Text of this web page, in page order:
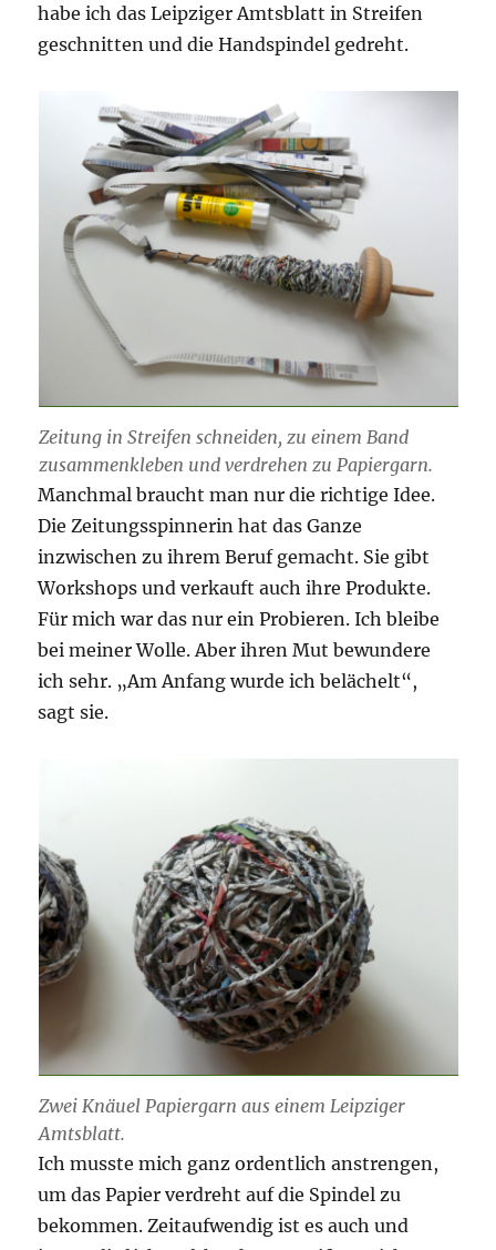
habe ich das Leipziger Amtsblatt in Streifen
geschnitten und die Handspindel gedreht.
Zeitung in Streifen schneiden, zu einem Band
zusammenkleben und verdrehen zu Papiergarn.
Manchmal braucht man nur die richtige Idee.
Die Zeitungsspinnerin hat das Ganze
inzwischen zu ihrem Beruf gemacht. Sie gibt
Workshops und verkauft auch ihre Produkte.
Für mich war das nur ein Probieren. Ich bleibe
bei meiner Wolle. Aber ihren Mut bewundere
ich sehr. „Am Anfang wurde ich belächelt“,
sagt sie.
Zwei Knäuel Papiergarn aus einem Leipziger
Amtsblatt.
Ich musste mich ganz ordentlich anstrengen,
um das Papier verdreht auf die Spindel zu
bekommen. Zeitaufwendig ist es auch und